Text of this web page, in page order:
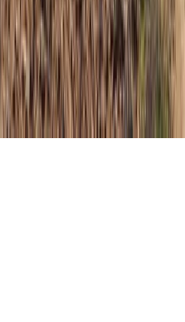
de Gormaz. Todos los